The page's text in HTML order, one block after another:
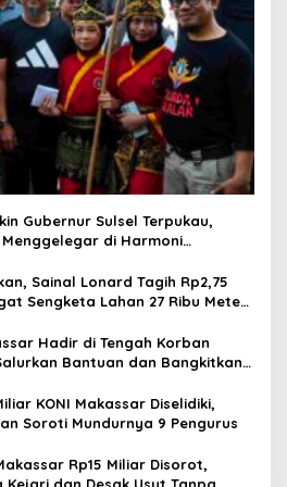
Gubernur Sulsel Terpukau,
Menggelegar di Harmoni
Sainal Lonard Tagih Rp2,75
Sengketa Lahan 27 Ribu Meter
Hadir di Tengah Korban
Bantuan dan Bangkitkan
KONI Makassar Diselidiki,
Soroti Mundurnya 9 Pengurus
Rp15 Miliar Disorot,